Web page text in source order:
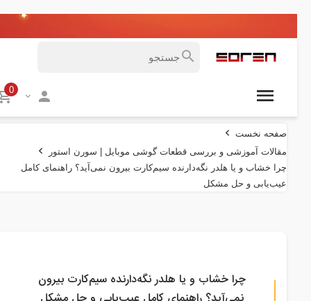
صفحه نخست
مقالات آموزشی و بررسی قطعات گوشی موبایل | سورن استور
چرا خشاب و یا هلدر نگه‌دارنده سیم‌کارت بیرون نمی‌آید؟ راهنمای کامل
عیب‌یابی و حل مشکل
چرا خشاب و یا هلدر نگه‌دارنده سیم‌کارت بیرون